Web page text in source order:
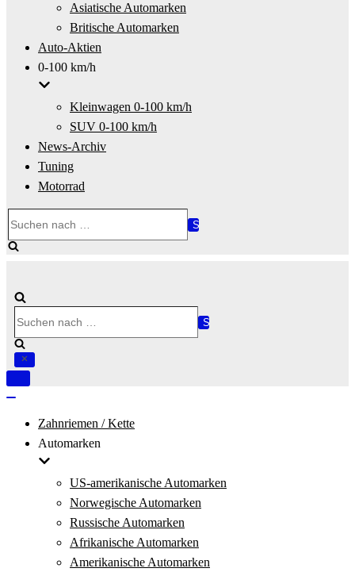
Asiatische Automarken
Britische Automarken
Auto-Aktien
0-100 km/h
Kleinwagen 0-100 km/h
SUV 0-100 km/h
News-Archiv
Tuning
Motorrad
nach …
nach …
Navigation
Zahnriemen / Kette
Automarken
US-amerikanische Automarken
Norwegische Automarken
Russische Automarken
Afrikanische Automarken
Amerikanische Automarken